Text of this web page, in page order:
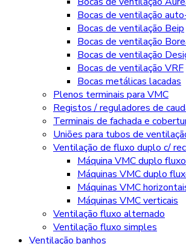
Bocas de ventilação
Bocas de ventilação Beip
Bocas de ventilação
Bocas de ventilação
Bocas de ventilação VRF
Bocas metálicas lacadas
Plenos terminais para VMC
Registos / reguladores de
Terminais de fachada e
Uniões para tubos de
Ventilação de fluxo duplo c/
Máquina VMC duplo
Máquinas VMC duplo
Máquinas VMC
Máquinas VMC verticais
Ventilação fluxo alternado
Ventilação fluxo simples
Ventilação banhos